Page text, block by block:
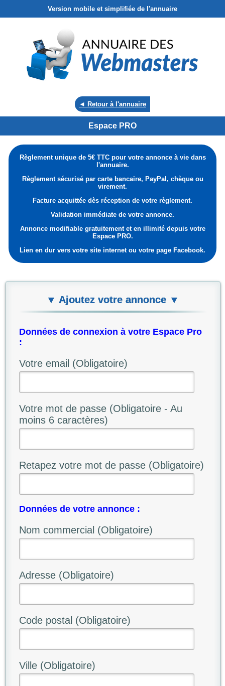
Version mobile et simplifiée de l'annuaire
◄ Retour à l'annuaire
Espace PRO
Règlement unique de 5€ TTC pour votre annonce à vie dans
l'annuaire.
Règlement sécurisé par carte bancaire, PayPal, chèque ou
virement.
Facture acquittée dès réception de votre règlement.
Validation immédiate de votre annonce.
Annonce modifiable gratuitement et en illimité depuis votre
Espace PRO.
Lien en dur vers votre site internet ou votre page Facebook.
▼ Ajoutez votre annonce ▼
Données de connexion à votre Espace Pro
:
Votre email (Obligatoire)
Votre mot de passe (Obligatoire - Au
moins 6 caractères)
Retapez votre mot de passe (Obligatoire)
Données de votre annonce :
Nom commercial (Obligatoire)
Adresse (Obligatoire)
Code postal (Obligatoire)
Ville (Obligatoire)